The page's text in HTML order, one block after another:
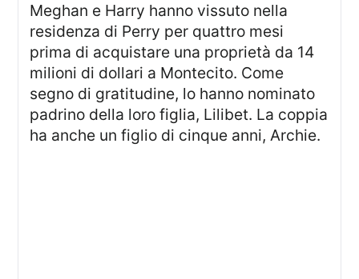
Meghan e Harry hanno vissuto nella
residenza di Perry per quattro mesi
prima di acquistare una proprietà da 14
milioni di dollari a Montecito. Come
segno di gratitudine, lo hanno nominato
padrino della loro figlia, Lilibet. La coppia
ha anche un figlio di cinque anni, Archie.